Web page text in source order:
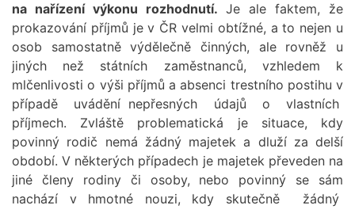
na nařízení výkonu rozhodnutí. Je ale faktem, že
prokazování příjmů je v ČR velmi obtížné, a to nejen u
osob samostatně výdělečně činných, ale rovněž u
jiných než státních zaměstnanců, vzhledem k
mlčenlivosti o výši příjmů a absenci trestního postihu v
případě uvádění nepřesných údajů o vlastních
příjmech. Zvláště problematická je situace, kdy
povinný rodič nemá žádný majetek a dluží za delší
období. V některých případech je majetek převeden na
jiné členy rodiny či osoby, nebo povinný se sám
nachází v hmotné nouzi, kdy skutečně žádný